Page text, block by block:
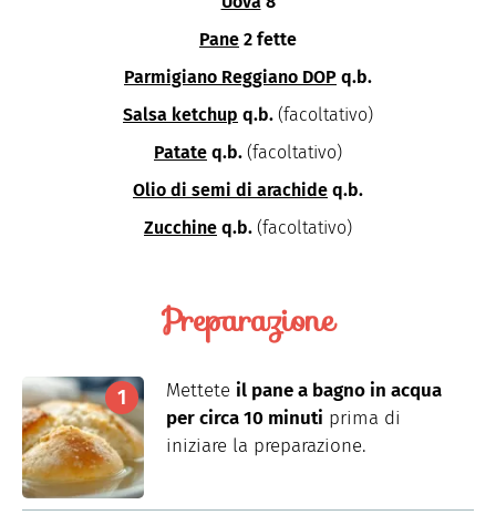
Pane 2 fette
Parmigiano Reggiano DOP q.b.
Salsa ketchup q.b. (facoltativo)
Patate q.b. (facoltativo)
Olio di semi di arachide q.b.
Zucchine q.b. (facoltativo)
Preparazione
Mettete il pane a bagno in acqua
per circa 10 minuti prima di
iniziare la preparazione.